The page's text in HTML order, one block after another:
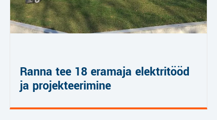
Ranna tee 18 eramaja elektritööd
ja projekteerimine